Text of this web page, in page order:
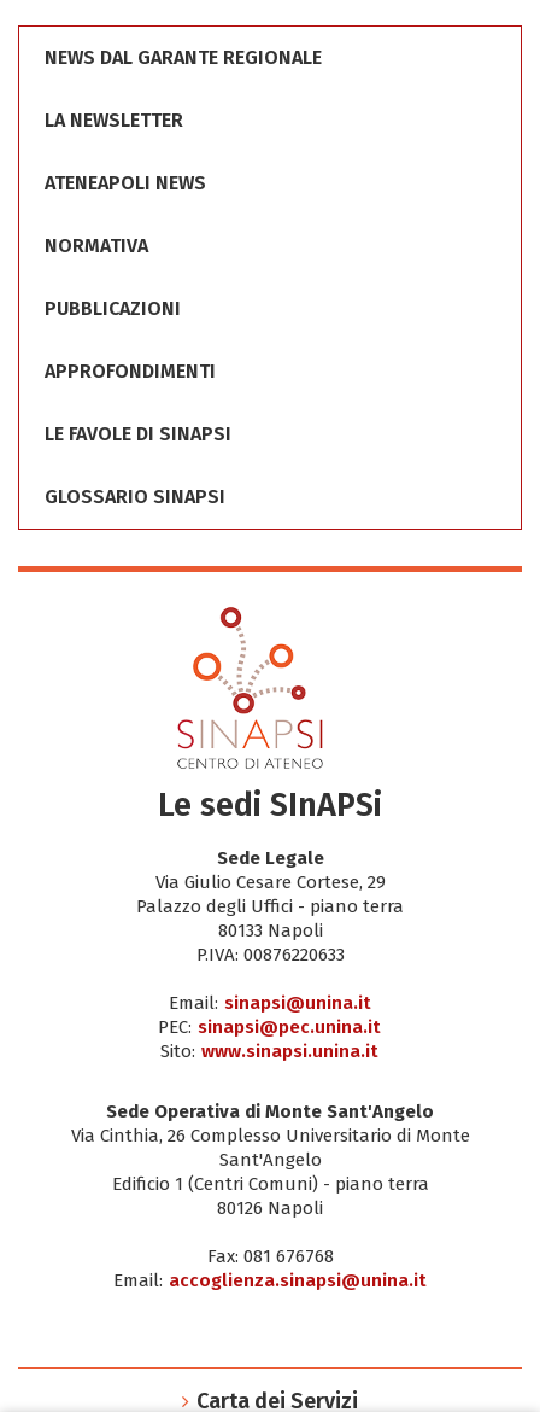
NEWS DAL GARANTE REGIONALE
LA NEWSLETTER
ATENEAPOLI NEWS
NORMATIVA
PUBBLICAZIONI
APPROFONDIMENTI
LE FAVOLE DI SINAPSI
GLOSSARIO SINAPSI
Le sedi SInAPSi
Sede Legale
Via Giulio Cesare Cortese, 29
Palazzo degli Uffici - piano terra
80133 Napoli
P.IVA: 00876220633
Email: sinapsi@unina.it
PEC: sinapsi@pec.unina.it
Sito: www.sinapsi.unina.it
Sede Operativa di Monte Sant'Angelo
Via Cinthia, 26 Complesso Universitario di Monte
Sant'Angelo
Edificio 1 (Centri Comuni) - piano terra
80126 Napoli
Fax: 081 676768
Email: accoglienza.sinapsi@unina.it
Carta dei Servizi